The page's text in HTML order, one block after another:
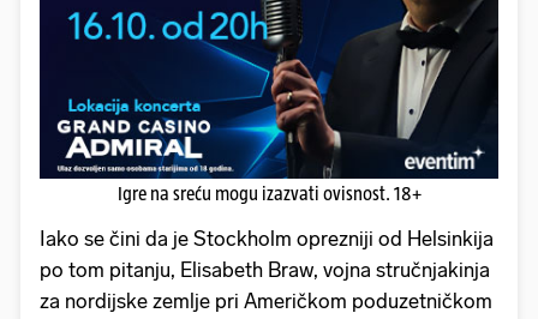
Igre na sreću mogu izazvati ovisnost. 18+
Iako se čini da je Stockholm oprezniji od Helsinkija
po tom pitanju, Elisabeth Braw, vojna stručnjakinja
za nordijske zemlje pri Američkom poduzetničkom